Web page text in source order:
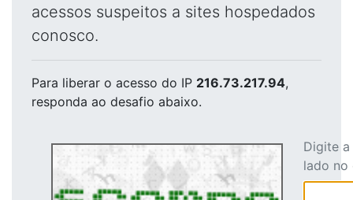
acessos suspeitos a sites hospedados
conosco.
Para liberar o acesso do IP 216.73.217.94,
responda ao desafio abaixo.
Digite
lado no